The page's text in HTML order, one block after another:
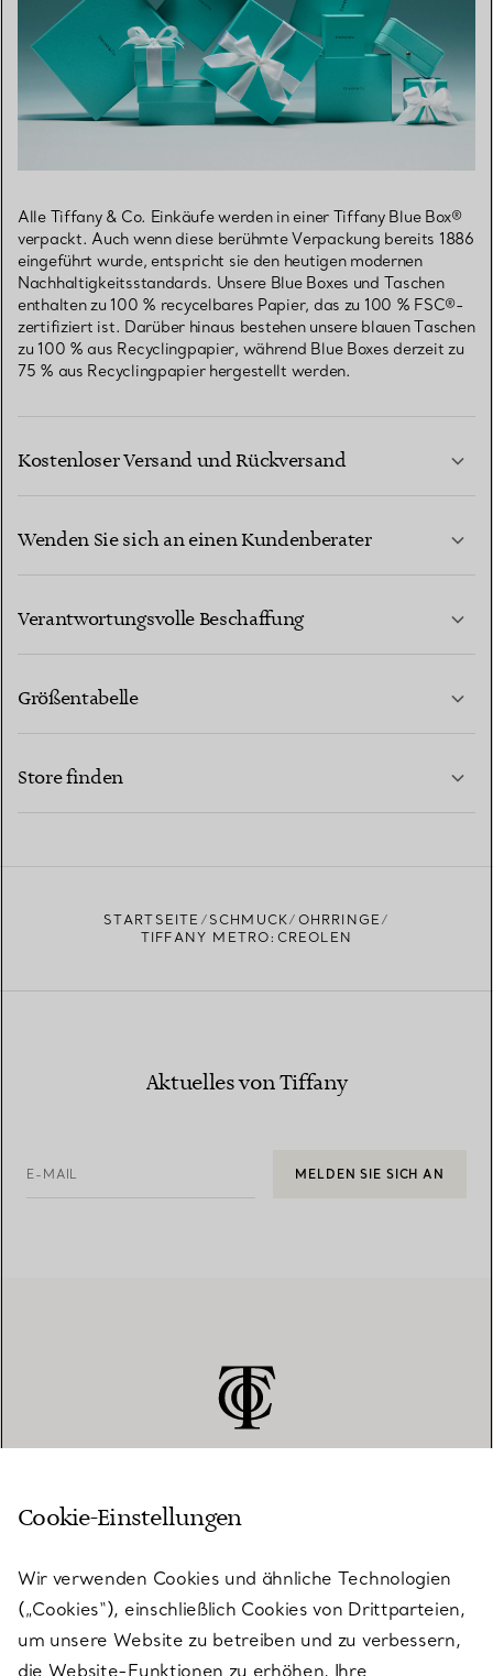
Alle Tiffany & Co. Einkäufe werden in einer Tiffany Blue Box®
verpackt. Auch wenn diese berühmte Verpackung bereits 1886
eingeführt wurde, entspricht sie den heutigen modernen
Nachhaltigkeitsstandards. Unsere Blue Boxes und Taschen
enthalten zu 100 % recycelbares Papier, das zu 100 % FSC®-
zertifiziert ist. Darüber hinaus bestehen unsere blauen Taschen
zu 100 % aus Recyclingpapier, während Blue Boxes derzeit zu
75 % aus Recyclingpapier hergestellt werden.
Kostenloser Versand und Rückversand
Wenden Sie sich an einen Kundenberater
Verantwortungsvolle Beschaffung
Größentabelle
Store finden
STARTSEITE SCHMUCK
OHRRINGE
TIFFANY METRO:CREOLEN
Aktuelles von Tiffany
E-MAIL MELDEN SIE SICH AN
KUNDENSERVICE
SERVICES
Cookie-Einstellungen
Wir verwenden Cookies und ähnliche Technologien
(„Cookies“), einschließlich Cookies von Drittparteien,
um unsere Website zu betreiben und zu verbessern,
die Website-Funktionen zu erhöhen, Ihre